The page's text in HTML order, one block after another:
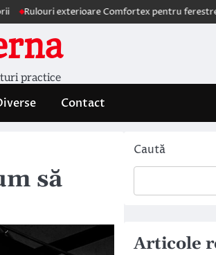
exterioare Comfortex pentru ferestre
practice
Contact
să
Caută
Articole